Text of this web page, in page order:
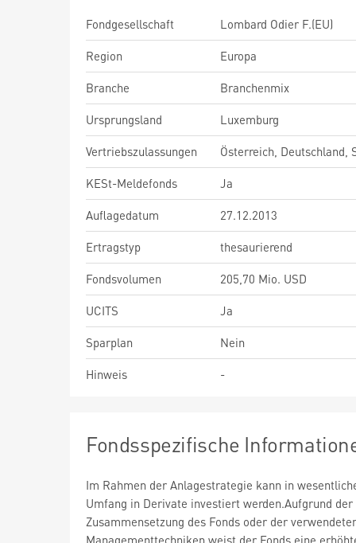
Fondgesellschaft
Lombard Odier F.(EU)
Region
Europa
Branche
Branchenmix
Ursprungsland
Luxemburg
Vertriebszulassungen
Österreich, Deutschland,
KESt-Meldefonds
Ja
Auflagedatum
27.12.2013
Ertragstyp
thesaurierend
Fondsvolumen
205,70 Mio. USD
UCITS
Ja
Sparplan
Nein
Hinweis
-
Fondsspezifische
Im Rahmen der Anlagestrategie kann in
Umfang in Derivate investiert werden.Aufgrund der
Zusammensetzung des Fonds oder der
Managementtechniken weist der Fonds eine